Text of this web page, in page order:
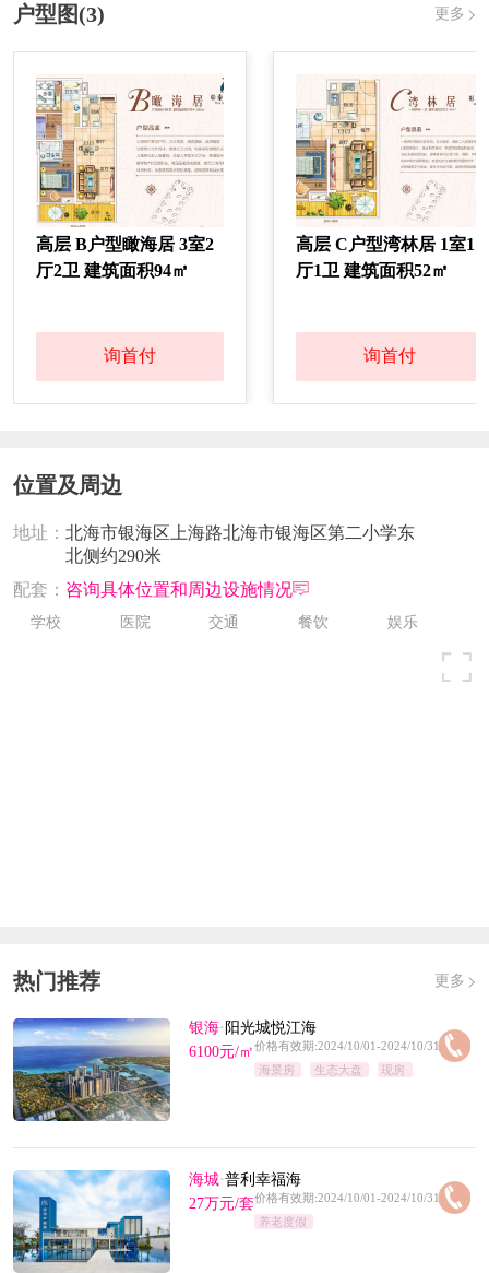
发证时间：2019-09-20
对应楼栋：
18#,19#,20#,21#,22#,23#,24#,25#,26#,27#,28#
预售证号：北审批建【2019】139号
发证时间：2019-08-01
对应楼栋：16#
预售证号： 北审批建【2019】135号
2019-07-26
发证时间：2019-06-04
预售证号：北审批建【2019】87号
户型图(3) 更多
高层 B户型瞰海居 3室2
厅2卫 建筑面积94㎡
询首付
高层 C户型湾林居 1室1
厅1卫 建筑面积52㎡
询首付
位置及周边
地址： 北海市银海区上海路北海市银海区第二小学东
北侧约290米
配套： 咨询具体位置和周边设施情况
学校 医院 交通 餐饮 娱乐
热门推荐 更多
银海· 阳光城悦江海
6100元/㎡价格有效期:2024/10/01-2024/10/31
海景房
生态大盘 现房
海城·普利幸福海
27万元/套价格有效期:2024/10/01-2024/10/31
养老度假